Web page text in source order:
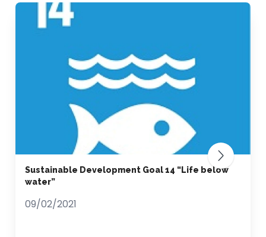
Sustainable Development Goal 14 “Life below
water”
09/02/2021